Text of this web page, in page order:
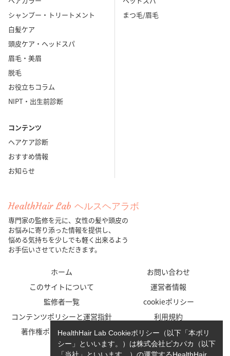
シャンプー・トリートメント
白髪ケア
頭皮ケア・ヘッドスパ
眉毛・美眉
脱毛
お役立ちコラム
NIPT・出生前診断
コンテンツ
ヘアケア診断
おすすめ情報
お知らせ
まつ毛/眉毛
HealthHair Lab ヘルスヘアラボ
専門家の監修を元に、女性の髪や頭皮の
お悩みに寄り添った情報を提供し、
悩める気持ちを少しでも軽く出来るよう
お手伝いさせていただきます。
ホーム
お問い合わせ
このサイトについて
運営者情報
監修者一覧
cookieポリシー
コンテンツポリシーと運営指針
利用規約
著作権ポリシー/免責事項
プライバシーポリシー
HealthHair Lab Cookieポリシー（以下「本ポリ
シー」といいます。）は株式会社ピカパカ（以下